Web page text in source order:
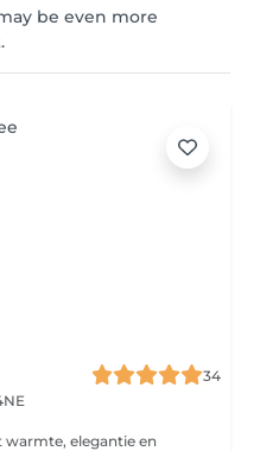
be even more
34
warmte, elegantie en